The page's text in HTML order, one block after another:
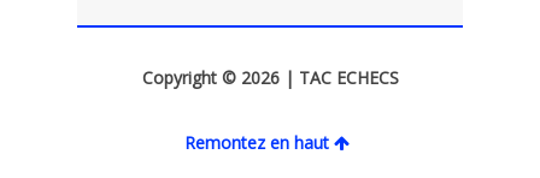
Copyright © 2026 | TAC ECHECS
Remontez en haut